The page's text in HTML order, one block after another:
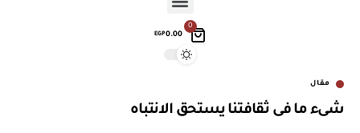
0
EGP0.00
مقال
شىء ما فى ثقافتنا يستحق الانتباه